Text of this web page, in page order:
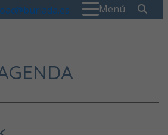
oac@burlada.es
Menú